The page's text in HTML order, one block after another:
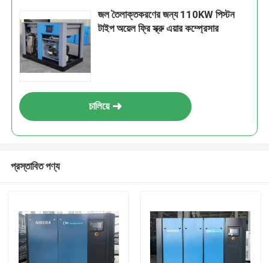
জল তৈলাক্তকরণের জন্য 110KW পিস্টন
টাইপ অয়েল ফ্রি স্ক্রু এয়ার কম্প্রেসার
চালিয়ে
প্রস্তাবিত পণ্য